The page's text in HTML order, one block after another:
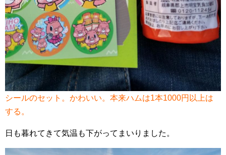
シールのセット。かわいい。本来ハムは1本1000円以上は
する。
日も暮れてきて気温も下がってまいりました。